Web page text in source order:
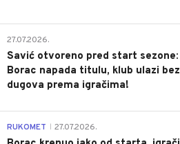
27.07.2026.
Savić otvoreno pred start sezone:
Borac napada titulu, klub ulazi bez
dugova prema igračima!
RUKOMET 27.07.2026.